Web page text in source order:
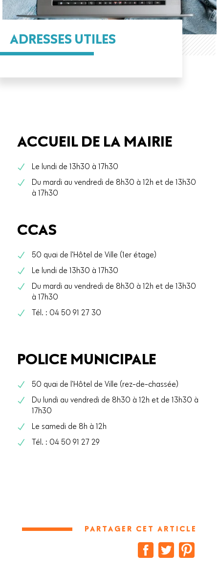
ADRESSES UTILES
ACCUEIL DE LA MAIRIE
Le lundi de 13h30 à 17h30
Du mardi au vendredi de 8h30 à 12h et de 13h30
à 17h30
CCAS
50 quai de l'Hôtel de Ville (1er étage)
Le lundi de 13h30 à 17h30
Du mardi au vendredi de 8h30 à 12h et de 13h30
à 17h30
Tél. : 04 50 91 27 30
POLICE MUNICIPALE
50 quai de l'Hôtel de Ville (rez-de-chassée)
Du lundi au vendredi de 8h30 à 12h et de 13h30 à
17h30
Le samedi de 8h à 12h
Tél. : 04 50 91 27 29
PARTAGER CET ARTICLE